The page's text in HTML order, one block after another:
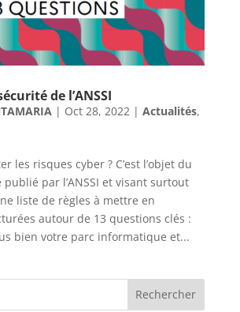
de l’ANSSI
| Oct 28, 2022 | Actualités,
les risques cyber ? C’est l’objet du
par l’ANSSI et visant surtout
liste de règles à mettre en
autour de 13 questions clés :
bien votre parc informatique et...
Rechercher